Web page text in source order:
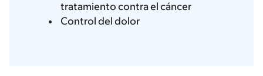
tratamiento contra el cáncer
Control del dolor